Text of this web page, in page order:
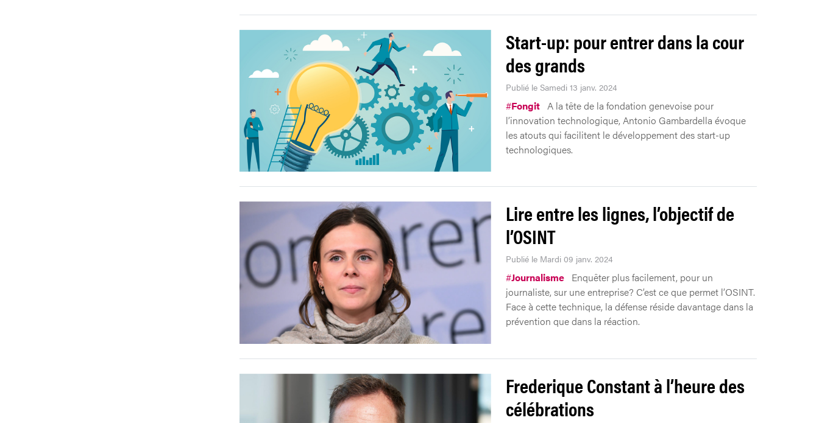
Start-up: pour entrer dans la cour
des grands
Publié le Samedi 13 janv. 2024
#Fongit A la tête de la fondation genevoise pour
l’innovation technologique, Antonio Gambardella évoque
les atouts qui facilitent le développement des start-up
technologiques.
Lire entre les lignes, l’objectif de
l’OSINT
Publié le Mardi 09 janv. 2024
#Journalisme Enquêter plus facilement, pour un
journaliste, sur une entreprise? C’est ce que permet l’OSINT.
Face à cette technique, la défense réside davantage dans la
prévention que dans la réaction.
Frederique Constant à l’heure des
célébrations